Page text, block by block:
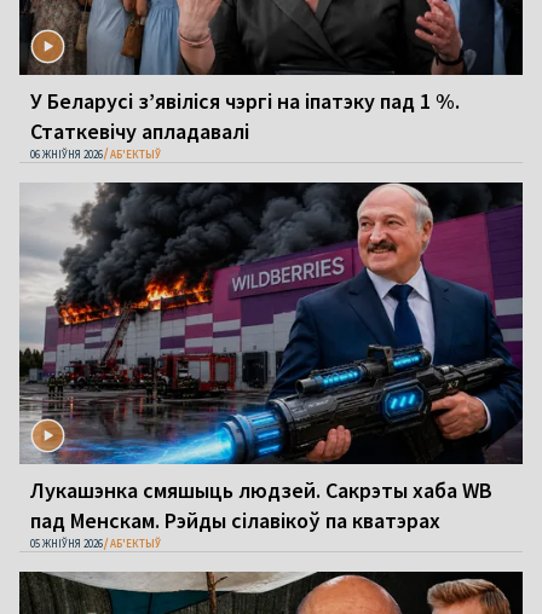
У Беларусі з’явіліся чэргі на іпатэку пад 1 %.
Статкевічу апладавалі
06 ЖНІЎНЯ 2026 АБ'ЕКТЫЎ
Лукашэнка смяшыць людзей. Сакрэты хаба WB
пад Менскам. Рэйды сілавікоў па кватэрах
05 ЖНІЎНЯ 2026 АБ'ЕКТЫЎ